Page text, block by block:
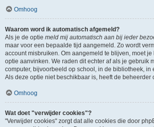
Omhoog
Waarom word ik automatisch afgemeld?
Als je de optie meld mij automatisch aan bij ieder
maar voor een bepaalde tijd aangemeld. Zo wordt
account misbruiken. Om aangemeld te blijven, moet
optie aanvinken. We raden dit echter af als je gebruik
computer, bijvoorbeeld op school, in de bibliotheek, in
Als deze optie niet beschikbaar is, heeft de beheerder
Omhoog
Wat doet "verwijder cookies"?
"Verwijder cookies" zorgt dat alle cookies die door